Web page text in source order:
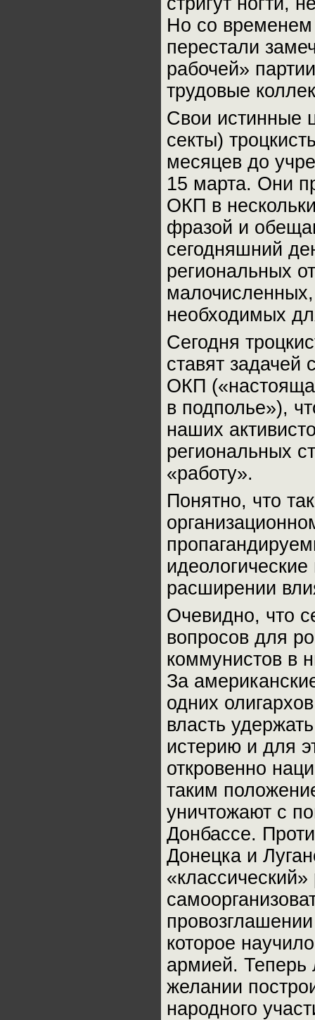
Но со временем
перестали
рабочей»
трудовые
Свои истинные
секты)
месяцев до
15 марта. Они
ОКП в
фразой и
сегодняшний
региональных
необходимых
Сегодня
ставят задачей
ОКП
в подполье»),
наших
региональных
«работу».
Понятно, что
расширении
Очевидно, что
вопросов для
коммунистов в
За
одних
власть
истерию и для
откровенно
таким
уничтожают с
Донбассе.
Донецка и
которое
армией.
желании
народного